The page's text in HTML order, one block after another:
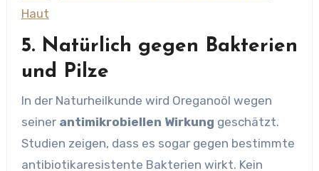
Haut
5. Natürlich gegen Bakterien
und Pilze
In der Naturheilkunde wird Oreganoöl wegen
seiner antimikrobiellen Wirkung geschätzt.
Studien zeigen, dass es sogar gegen bestimmte
antibiotikaresistente Bakterien wirkt. Kein